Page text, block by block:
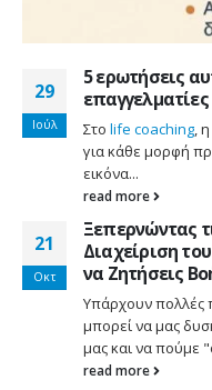
29
Ιούλ
5 ερωτήσεις
Στο life coaching,
για κάθε μορφή
εικόνα...
read more
21
Οκτ
Ξεπερνώντας
Διαχείριση
να Ζητήσεις
Υπάρχουν πολλές
μπορεί να μας
μας και να πούμε
read more